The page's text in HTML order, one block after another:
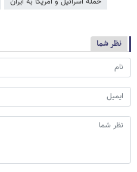
نظر شما